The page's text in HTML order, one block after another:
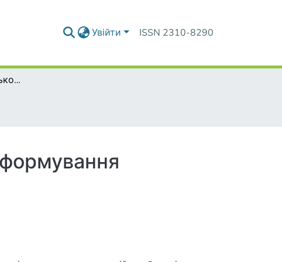
Увійти ISSN 2310-8290
Вплив Олександрійської медичної школи на формування сучасних тенденцій медичної освіти Європи